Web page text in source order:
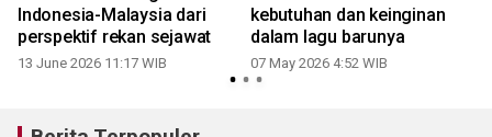
Indonesia-Malaysia dari
perspektif rekan sejawat
13 June 2026 11:17 WIB
kebutuhan dan keinginan
dalam lagu barunya
07 May 2026 4:52 WIB